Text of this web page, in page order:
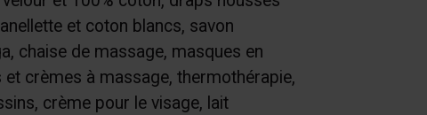
et coton blancs, savon
chaise de massage, masques en
et crèmes à massage, thermothérapie,
crème pour le visage, lait